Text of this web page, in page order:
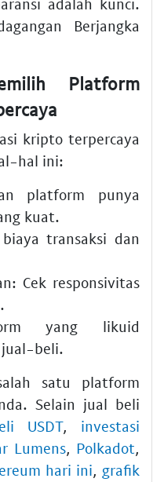
Berjangka
Platform
kripto terpercaya
hal ini:
platform punya
kuat.
transaksi dan
Cek responsivitas
yang likuid
jual-beli.
satu platform
Selain jual beli
USDT, investasi
Lumens, Polkadot,
hari ini, grafik